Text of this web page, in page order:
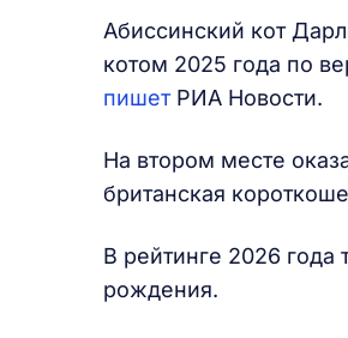
Абиссинский кот
котом 2025 года по
пишет РИА Новости.
На втором месте
британская
В рейтинге 2026 года
рождения.